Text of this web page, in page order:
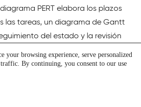
PERT elabora los plazos
las tareas, un diagrama de Gantt
del estado y la revisión
segmentos más pequeños
de Gantt no tenía
your browsing experience, serve personalized
By continuing, you consent to our use